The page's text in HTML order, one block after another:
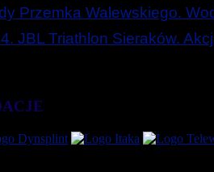
Przemka Walewskiego.
JBL Triathlon Sieraków.